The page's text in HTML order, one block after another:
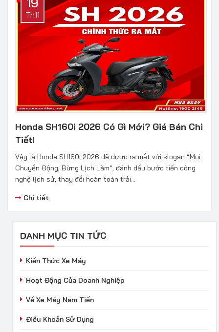
Th11
Honda SH160i 2026 Có Gì Mới? Giá Bán Chi
Tiết!
Vậy là Honda SH160i 2026 đã được ra mắt với slogan “Mọi
Chuyển Động, Bừng Lịch Lãm”, đánh dấu bước tiến công
nghệ lịch sử, thay đổi hoàn toàn trải...
Chi tiết
DANH MỤC TIN TỨC
Kiến Thức Xe Máy
Hoạt Động Của Doanh Nghiệp
Về Xe Máy Nam Tiến
Điều Khoản Sử Dụng